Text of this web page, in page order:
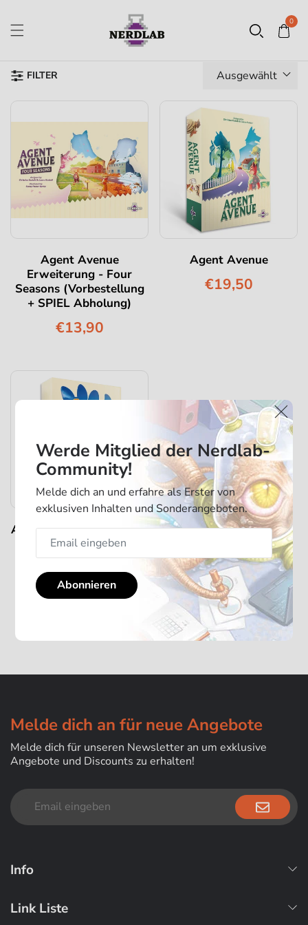
0
FILTER Ausgewählt
Agent Avenue
Erweiterung - Four
Seasons (Vorbestellung
+ SPIEL Abholung)
€13,90
Agent Avenue
€19,50
Agent Avenue Expansion
- Division M
€13,90
Melde dich an für neue Angebote
Melde dich für unseren Newsletter an um exklusive
Angebote und Discounts zu erhalten!
Info
Link Liste
Werde Mitglied der Nerdlab-
Community!
Melde dich an und erfahre als Erster von
exklusiven Inhalten und Sonderangeboten.
Abonnieren